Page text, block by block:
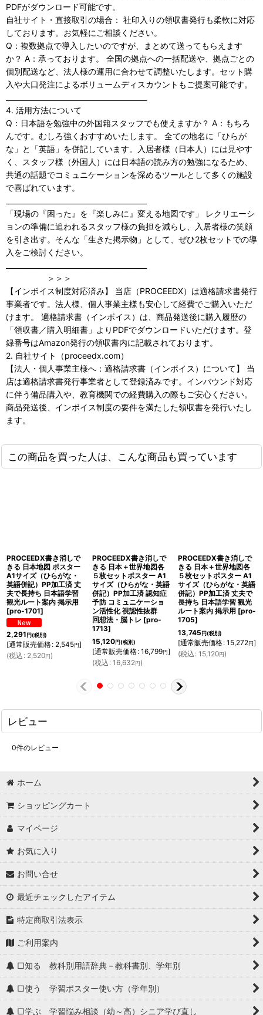
PDFがダウンロード可能です。
自社サイト・直接取引の場合： 社印入りの領収書発行も柔軟に対応
しております。お気軽にご相談ください。
Q：複数拠点で導入したいのですが、まとめて送ってもらえます
か？ A：承っております。 全国の拠点への一括配送や、拠点ごとの
個別配送など、法人様の運用に合わせて調整いたします。セット購
入や大口発注によるボリュームディスカウントもご提案可能です。
4. 活用方法について
Q：日本語を勉強中の外国籍スタッフでも使えますか？ A：もちろ
んです。むしろ強くおすすめいたします。 全ての地名に「ひらが
な」と「英語」を併記しています。入居者様（日本人）には見やす
く、スタッフ様（外国人）には日本語の読み方の勉強になるため、
共通の話題でコミュニケーションを深めるツールとして多くの施設
で喜ばれています。
「現場の『困った』を『楽しみに』変える地図です」 レクリエーシ
ョンの準備に追われるスタッフ様の負担を減らし、入居者様の笑顔
を引き出す。そんな「生きた掲示物」として、ぜひ2枚セットでの導
入をご検討ください。
＞＞＞
【インボイス制度対応済み】 当店（PROCEEDX）は適格請求書発行
事業者です。法人様、個人事業主様も安心して経費でご購入いただ
けます。 適格請求書（インボイス）は、商品発送後に購入履歴の
「領収書／購入明細書」よりPDFでダウンロードいただけます。登
録番号はAmazon発行の領収書内に記載されております。
2. 自社サイト（proceedx.com）
【法人・個人事業主様へ：適格請求書（インボイス）について】 当
店は適格請求書発行事業者として登録済みです。インバウンド対応
に伴う備品購入や、教育機関での経費購入の際もご安心ください。
商品発送後、インボイス制度の要件を満たした領収書を発行いたし
ます。
この商品を買った人は、こんな商品も買っています
PROCEEDX書き消しで
きる 日本地図 ポスター
A1サイズ（ひらがな・
英語併記）PP加工済 丈
夫で長持ち 日本語学習
観光ルート案内 掲示用
[pro-1701]
2,291円(税別)
[通常販売価格: 2,545円]
(税込 : 2,520円)
PROCEEDX書き消しで
きる 日本＋世界地図各
５枚セットポスター A1
サイズ（ひらがな・英語
併記）PP加工済 認知症
予防 コミュニケーショ
ン活性化 視認性抜群
回想法・脳トレ [pro-
1713]
15,120円(税別)
[通常販売価格: 16,799円]
(税込 : 16,632円)
PROCEEDX書き消しで
きる 日本＋世界地図各
５枚セットポスター A1
サイズ（ひらがな・英語
併記）PP加工済 丈夫で
長持ち 日本語学習 観光
ルート案内 掲示用 [pro-
1705]
13,745 円(税別)
[通常販売価格: 15,272円]
(税込 : 15,120円)
レビュー
0件のレビュー
ホーム
ショッピングカート
マイページ
お気に入り
お問い合せ
最近チェックしたアイテム
特定商取引法表示
ご利用案内
□知る 教科別用語辞典－教科書別、学年別
□使う 学習ポスター使い方（学年別）
□学ぶ 学習悩み相談（幼～高）シニア学び直し